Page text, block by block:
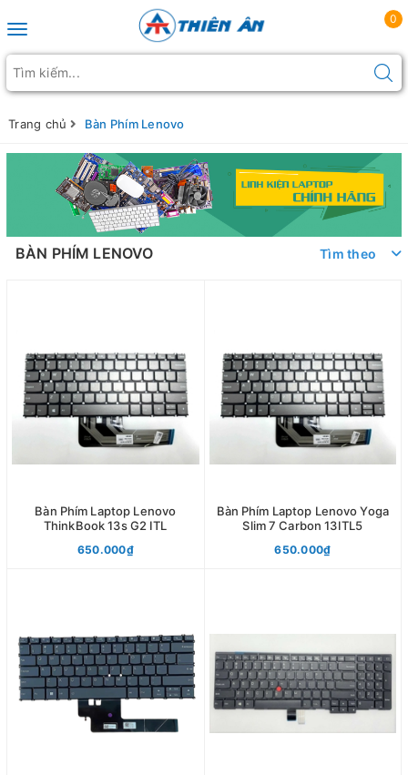
Toggle navigation
0
Trang chủ Bàn Phím Lenovo
BÀN PHÍM LENOVO Tìm theo
Bàn Phím Laptop Lenovo
ThinkBook 13s G2 ITL
650.000₫
Bàn Phím Laptop Lenovo Yoga
Slim 7 Carbon 13ITL5
650.000₫